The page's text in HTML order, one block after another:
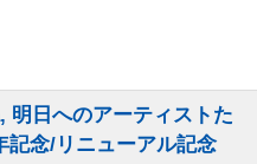
日へのアーティストた
記念/リニューアル記念